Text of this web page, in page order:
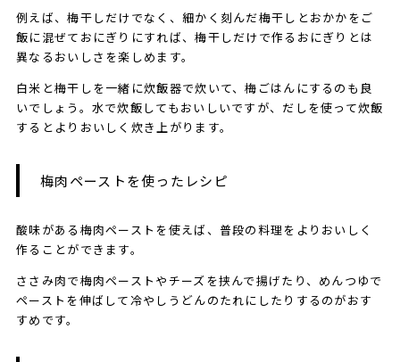
例えば、梅干しだけでなく、細かく刻んだ梅干しとおかかをご
飯に混ぜておにぎりにすれば、梅干しだけで作るおにぎりとは
異なるおいしさを楽しめます。
白米と梅干しを一緒に炊飯器で炊いて、梅ごはんにするのも良
いでしょう。水で炊飯してもおいしいですが、だしを使って炊飯
するとよりおいしく炊き上がります。
梅肉ペーストを使ったレシピ
酸味がある梅肉ペーストを使えば、普段の料理をよりおいしく
作ることができます。
ささみ肉で梅肉ペーストやチーズを挟んで揚げたり、めんつゆで
ペーストを伸ばして冷やしうどんのたれにしたりするのがおす
すめです。